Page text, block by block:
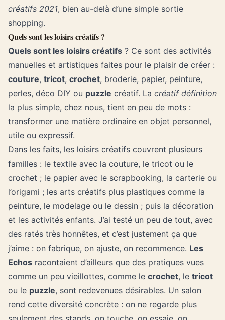
créatifs 2021, bien au-delà d’une simple sortie
shopping.
Quels sont les loisirs créatifs ?
Quels sont les loisirs créatifs ? Ce sont des activités
manuelles et artistiques faites pour le plaisir de créer :
couture, tricot, crochet, broderie, papier, peinture,
perles, déco DIY ou puzzle créatif. La créatif définition
la plus simple, chez nous, tient en peu de mots :
transformer une matière ordinaire en objet personnel,
utile ou expressif.
Dans les faits, les loisirs créatifs couvrent plusieurs
familles : le textile avec la couture, le tricot ou le
crochet ; le papier avec le scrapbooking, la carterie ou
l’origami ; les arts créatifs plus plastiques comme la
peinture, le modelage ou le dessin ; puis la décoration
et les activités enfants. J’ai testé un peu de tout, avec
des ratés très honnêtes, et c’est justement ça que
j’aime : on fabrique, on ajuste, on recommence. Les
Echos racontaient d’ailleurs que des pratiques vues
comme un peu vieillottes, comme le crochet, le tricot
ou le puzzle, sont redevenues désirables. Un salon
rend cette diversité concrète : on ne regarde plus